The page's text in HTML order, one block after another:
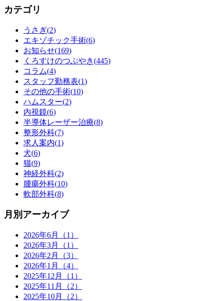
カテゴリ
うさぎ(2)
エキゾチック手術(6)
お知らせ(169)
くろすけのつぶやき(445)
コラム(4)
スタッフ勤務表(1)
その他の手術(10)
ハムスター(2)
内視鏡(6)
半導体レーザー治療(8)
整形外科(7)
求人案内(1)
犬(6)
猫(9)
神経外科(2)
腫瘍外科(10)
軟部外科(8)
月別アーカイブ
2026年6月（1）
2026年3月（1）
2026年2月（3）
2026年1月（4）
2025年12月（1）
2025年11月（2）
2025年10月（2）